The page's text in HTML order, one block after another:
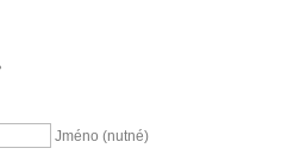
Jméno (nutné)